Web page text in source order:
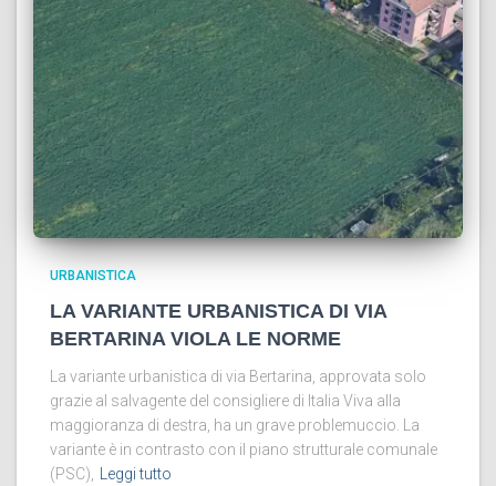
URBANISTICA
LA VARIANTE URBANISTICA DI VIA
BERTARINA VIOLA LE NORME
La variante urbanistica di via Bertarina, approvata solo
grazie al salvagente del consigliere di Italia Viva alla
maggioranza di destra, ha un grave problemuccio. La
variante è in contrasto con il piano strutturale comunale
(PSC),
Leggi tutto